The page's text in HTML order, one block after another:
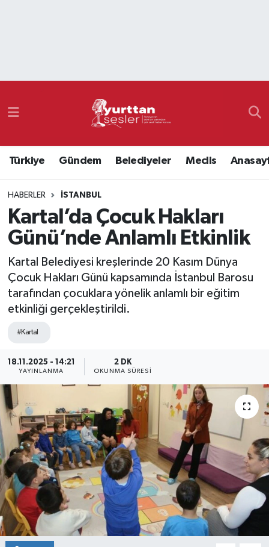
Türkiye Gündem Belediyeler Meclis
HABERLER İSTANBUL
Kartal’da Çocuk Hakları
Günü’nde Anlamlı Etkinlik
Kartal Belediyesi kreşlerinde 20 Kasım Dünya
Çocuk Hakları Günü kapsamında İstanbul Barosu
tarafından çocuklara yönelik anlamlı bir eğitim
etkinliği gerçekleştirildi.
#Kartal
18.11.2025 - 14:21
YAYINLANMA
2 DK
OKUNMA SÜRESI
Namaz Vakitleri
Süper Lig Puan Durumu ve Fikstür
Tüm Manşetler
Son Dakika Haberleri
Haber Arşivi